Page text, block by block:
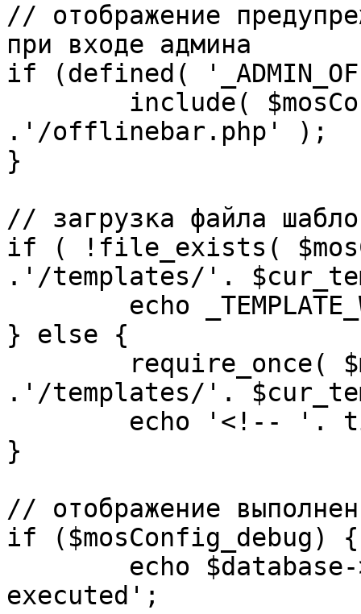
// отображение
при входе админа
if (defined(
.'/offlinebar.php' );
}
// загрузка файла
if ( !file_exists(
.'/templates/'.
} else {
.'/templates/'.
}
// отображение
if ($mosConfig_debug) {
executed';